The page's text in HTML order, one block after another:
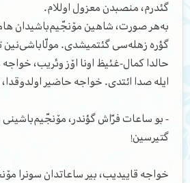
گئدرم، منصبدن معزول اوللام.
به‌هر صورت، شاهین مۆنجّیم‌باشیدان
گؤره زهله‌سی گئتمیشدی. مولّا‌باشی‌نین
حالدا کمال-غئیظ اونا اۆز وئریب،
ایله صدا ائتدی. خواجه حاضیر
- بو ساعات فرّاش گؤندر،
گتیرسین!
خواجه قاییدیب، بیر ساعاتدان سونرا